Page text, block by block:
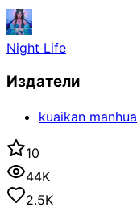
Night Life
Издатели
kuaikan manhua
10
44K
2.5K